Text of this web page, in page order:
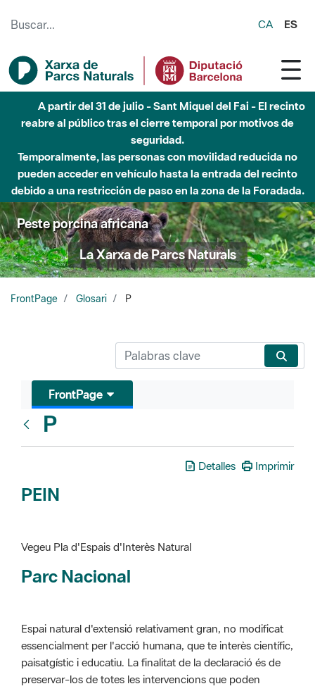
CA ES
Hasta diciembre de 2026 - Parque Fluvial Besós -
Afectaciones en el cauce del Parque Fluvial del Besòs debido
a obras de construcción de una pasarela sobre el río
Peste porcina africana
La Xarxa de Parcs Naturals
FrontPage Glosari P
Glosari
P
PEIN
Vegeu Pla d'Espais d'Interès Natural
Espai natural d'extensió relativament gran, no modificat
preservar-los de totes les intervencions que poden
alterar-ne la fisonomia, la integritat i l'evolució dels
sistemes naturals. Aquesta figura ve definida en la Llei
12/1985, de 13 de juny, d'espais naturals.